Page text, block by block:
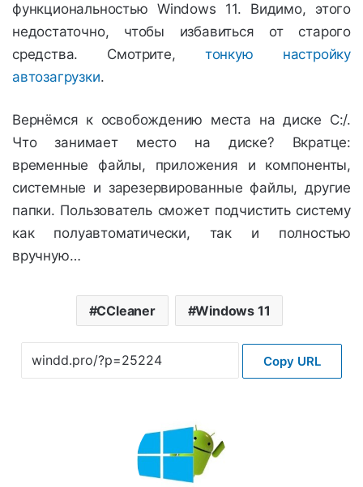
функциональностью Windows 11. Видимо, этого
недостаточно, чтобы избавиться от старого
средства. Смотрите, тонкую настройку
автозагрузки.
Вернёмся к освобождению места на диске C:/.
Что занимает место на диске? Вкратце:
временные файлы, приложения и компоненты,
системные и зарезервированные файлы, другие
папки. Пользователь сможет подчистить систему
как полуавтоматически, так и полностью
вручную…
CCleaner Windows 11
Copy URL